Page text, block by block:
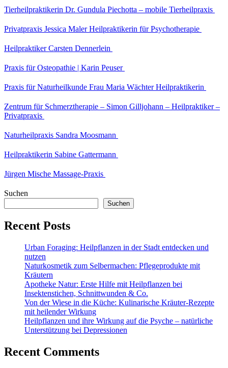
Tierheilpraktikerin Dr. Gundula Piechotta – mobile Tierheilpraxis
Privatpraxis Jessica Maler Heilpraktikerin für Psychotherapie
Heilpraktiker Carsten Dennerlein
Praxis für Osteopathie | Karin Peuser
Praxis für Naturheilkunde Frau Maria Wächter Heilpraktikerin
Zentrum für Schmerztherapie – Simon Gilljohann – Heilpraktiker –
Privatpraxis
Naturheilpraxis Sandra Moosmann
Heilpraktikerin Sabine Gattermann
Jürgen Mische Massage-Praxis
Suchen
Suchen
Recent Posts
Urban Foraging: Heilpflanzen in der Stadt entdecken und
nutzen
Naturkosmetik zum Selbermachen: Pflegeprodukte mit
Kräutern
Apotheke Natur: Erste Hilfe mit Heilpflanzen bei
Insektenstichen, Schnittwunden & Co.
Von der Wiese in die Küche: Kulinarische Kräuter-Rezepte
mit heilender Wirkung
Heilpflanzen und ihre Wirkung auf die Psyche – natürliche
Unterstützung bei Depressionen
Recent Comments